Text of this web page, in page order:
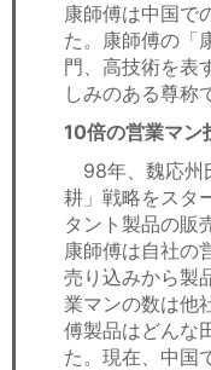
康師傅は中国で
た。康師傅の「
門、高技術を表
しみのある尊称
10倍の営業マン
98年、魏応州
耕」戦略をスタ
タント製品の販
康師傅は自社の
売り込みから製
業マンの数は他
傅製品はどんな
た。現在、中国